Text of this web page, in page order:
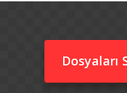
Dosyaları